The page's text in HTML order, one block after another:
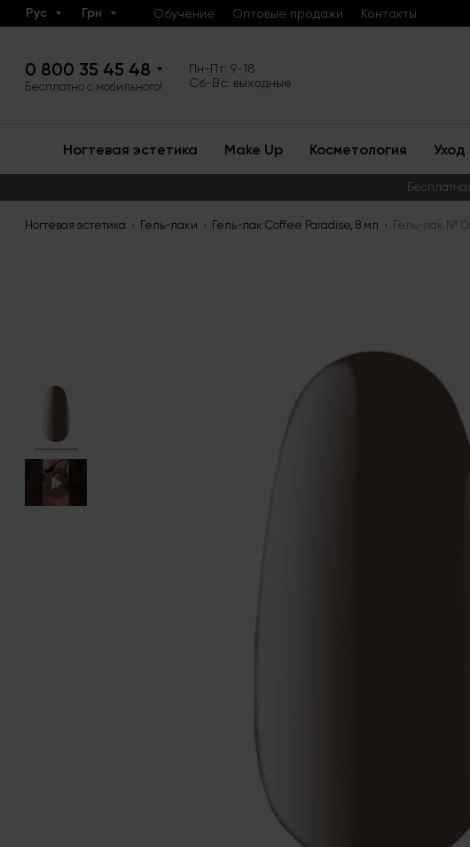
Рус Грн Обучение Оптовые продажи Контакты
0 800 35 45 48
Бесплатно с мобильного!
Пн-Пт: 9-18
Сб-Вс: выходные
Ногтевая эстетика Make Up Косметология Уход
Ногтевая эстетика Гель-лаки Гель-лак Coffee Paradise, 8 мл Гель-лак №